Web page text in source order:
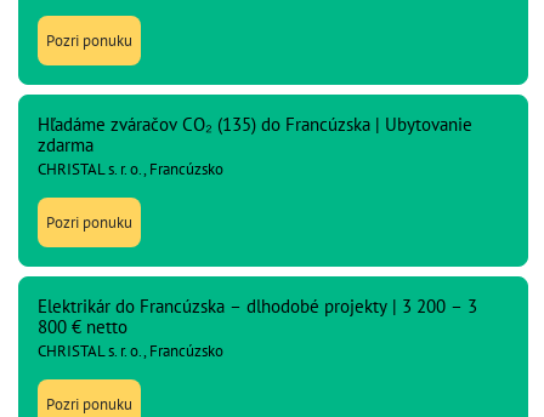
Pozri ponuku
Hľadáme zváračov CO₂ (135) do Francúzska | Ubytovanie
zdarma
CHRISTAL s. r. o., Francúzsko
Pozri ponuku
Elektrikár do Francúzska – dlhodobé projekty | 3 200 – 3
800 € netto
CHRISTAL s. r. o., Francúzsko
Pozri ponuku